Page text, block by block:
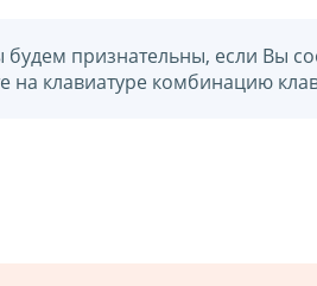
будем признательны, если Вы
клавиатуре комбинацию